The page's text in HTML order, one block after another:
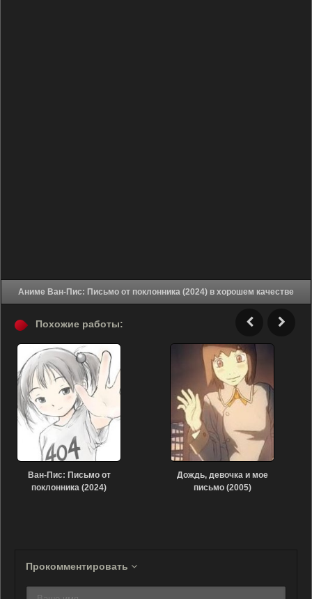
Аниме Ван-Пис: Письмо от поклонника (2024) в хорошем качестве
Похожие работы:
Ван-Пис: Письмо от
поклонника (2024)
Дождь, девочка и мое
письмо (2005)
Прокомментировать